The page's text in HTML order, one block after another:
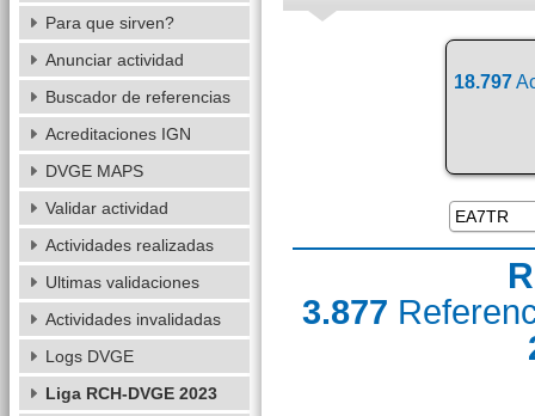
18.797
3.877
Para que sirven?
Anunciar actividad
Buscador de referencias
Acreditaciones IGN
DVGE MAPS
Validar actividad
Actividades realizadas
Ultimas validaciones
Actividades invalidadas
Logs DVGE
Liga RCH-DVGE 2023